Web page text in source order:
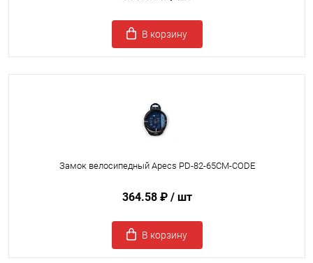
В корзину
Замок велосипедный Apecs PD-82-65CM-CODE
364.58 ₽ / шт
В корзину